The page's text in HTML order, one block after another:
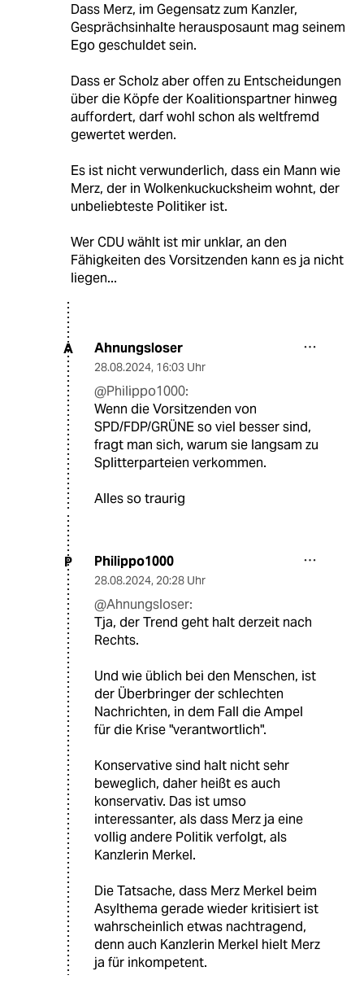
Dass Merz, im Gegensatz zum Kanzler,
Gesprächsinhalte herausposaunt mag seinem
Ego geschuldet sein.
Dass er Scholz aber offen zu Entscheidungen
über die Köpfe der Koalitionspartner hinweg
auffordert, darf wohl schon als weltfremd
gewertet werden.
Es ist nicht verwunderlich, dass ein Mann wie
Merz, der in Wolkenkuckucksheim wohnt, der
unbeliebteste Politiker ist.
Wer CDU wählt ist mir unklar, an den
Fähigkeiten des Vorsitzenden kann es ja nicht
liegen...
A Ahnungsloser
28.08.2024, 16:03 Uhr
@Philippo1000:
Wenn die Vorsitzenden von
SPD/FDP/GRÜNE so viel besser sind,
fragt man sich, warum sie langsam zu
Splitterparteien verkommen.
Alles so traurig
P Philippo1000
28.08.2024, 20:28 Uhr
@Ahnungsloser:
Tja, der Trend geht halt derzeit nach
Rechts.
Und wie üblich bei den Menschen, ist
der Überbringer der schlechten
Nachrichten, in dem Fall die Ampel
für die Krise "verantwortlich".
Konservative sind halt nicht sehr
beweglich, daher heißt es auch
konservativ. Das ist umso
interessanter, als dass Merz ja eine
vollig andere Politik verfolgt, als
Kanzlerin Merkel.
Die Tatsache, dass Merz Merkel beim
Asylthema gerade wieder kritisiert ist
wahrscheinlich etwas nachtragend,
denn auch Kanzlerin Merkel hielt Merz
ja für inkompetent.